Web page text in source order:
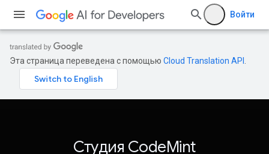
Войти
Эта страница переведена с помощью Cloud Translation API
Студия CodeMint